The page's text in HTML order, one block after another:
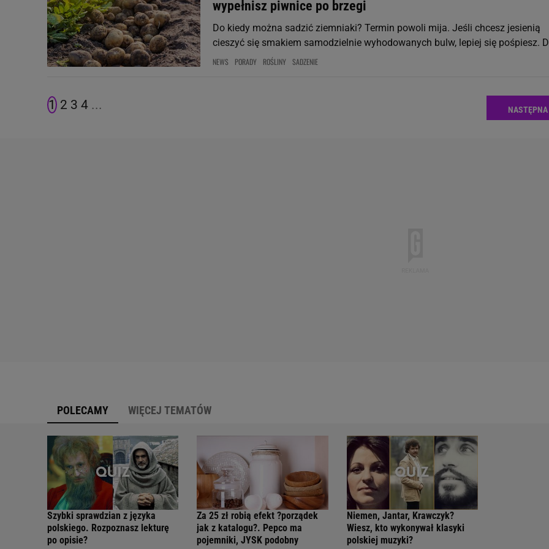
wypełnisz piwnice po brzegi
Do kiedy można sadzić ziemniaki? Termin powoli mija. Jeśli chcesz jesienią
cieszyć się smakiem samodzielnie wyhodowanych bulw, lepiej się pośpiesz.
NEWS PORADY ROŚLINY SADZENIE
1 2 3 4 ... NASTĘPNA
POLECAMY WIĘCEJ TEMATÓW
Szybki sprawdzian z języka
polskiego. Rozpoznasz lekturę
po opisie?
Za 25 zł robią efekt ?porządek
jak z katalogu?. Pepco ma
pojemniki, JYSK podobny
Niemen, Jantar, Krawczyk?
Wiesz, kto wykonywał klasyki
polskiej muzyki?